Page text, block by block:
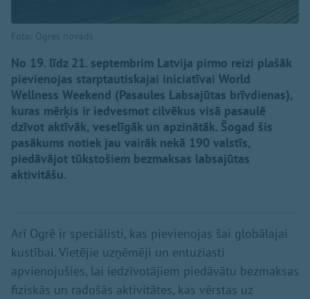
Foto: Ogres novads
No 19. līdz 21. septembrim Latvija pirmo reizi plašāk
pievienojas starptautiskajai iniciatīvai World
Wellness Weekend (Pasaules Labsajūtas brīvdienas),
kuras mērķis ir iedvesmot cilvēkus visā pasaulē
dzīvot aktīvāk, veselīgāk un apzinātāk. Šogad šis
pasākums notiek jau vairāk nekā 190 valstīs,
piedāvājot tūkstošiem bezmaksas labsajūtas
aktivitāšu.
Arī Ogrē ir speciālisti, kas pievienojas šai globālajai
kustībai. Vietējie uzņēmēji un entuziasti
apvienojušies, lai iedzīvotājiem piedāvātu bezmaksas
fiziskās un radošās aktivitātes, kas vērstas uz